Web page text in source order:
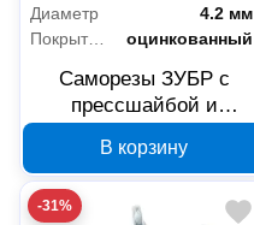
Диаметр
4.2 мм
Покрытие
оцинкованный
Саморезы ЗУБР с
прессшайбой и
металлу 4,2x14 мм,
PH2, 10000 шт, 4-
300210-42-014
В корзину
-31%